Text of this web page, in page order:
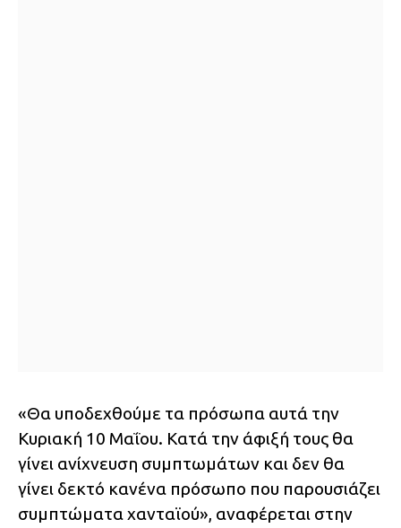
«Θα υποδεχθούμε τα πρόσωπα αυτά την
Κυριακή 10 Μαΐου. Κατά την άφιξή τους θα
γίνει ανίχνευση συμπτωμάτων και δεν θα
γίνει δεκτό κανένα πρόσωπο που παρουσιάζει
συμπτώματα χανταϊού», αναφέρεται στην